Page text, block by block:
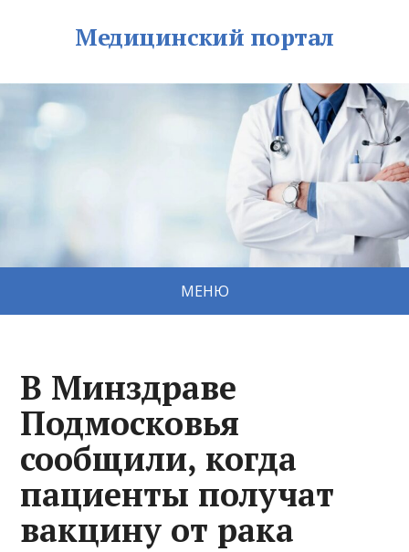
Медицинский портал
МЕНЮ
В Минздраве
Подмосковья
сообщили, когда
пациенты получат
вакцину от рака